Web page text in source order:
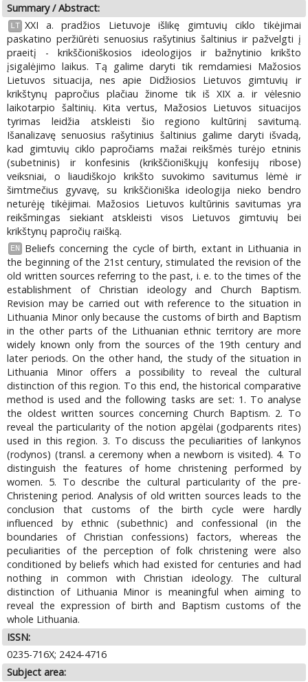
Summary / Abstract:
LT XXI a. pradžios Lietuvoje išlikę gimtuvių ciklo tikėjimai
paskatino peržiūrėti senuosius rašytinius šaltinius ir pažvelgti į
praeitį - krikščioniškosios ideologijos ir bažnytinio krikšto
įsigalėjimo laikus. Tą galime daryti tik remdamiesi Mažosios
Lietuvos situacija, nes apie Didžiosios Lietuvos gimtuvių ir
krikštynų papročius plačiau žinome tik iš XIX a. ir vėlesnio
laikotarpio šaltinių. Kita vertus, Mažosios Lietuvos situacijos
tyrimas leidžia atskleisti šio regiono kultūrinį savitumą.
Išanalizavę senuosius rašytinius šaltinius galime daryti išvadą,
kad gimtuvių ciklo papročiams mažai reikšmės turėjo etninis
(subetninis) ir konfesinis (krikščioniškųjų konfesijų ribose)
veiksniai, o liaudiškojo krikšto suvokimo savitumus lėmė ir
šimtmečius gyvavę, su krikščioniška ideologija nieko bendro
neturėję tikėjimai. Mažosios Lietuvos kultūrinis savitumas yra
reikšmingas siekiant atskleisti visos Lietuvos gimtuvių bei
krikštynų papročių raišką.
EN
Beliefs concerning the cycle of birth, extant in Lithuania in
the beginning of the 21st century, stimulated the revision of the
old written sources referring to the past, i. e. to the times of the
establishment of Christian ideology and Church Baptism.
Revision may be carried out with reference to the situation in
Lithuania Minor only because the customs of birth and Baptism
in the other parts of the Lithuanian ethnic territory are more
widely known only from the sources of the 19th century and
later periods. On the other hand, the study of the situation in
Lithuania Minor offers a possibility to reveal the cultural
distinction of this region. To this end, the historical comparative
method is used and the following tasks are set: 1. To analyse
the oldest written sources concerning Church Baptism. 2. To
reveal the particularity of the notion apgėlai (godparents rites)
used in this region. 3. To discuss the peculiarities of lankynos
(rodynos) (transl. a ceremony when a newborn is visited). 4. To
distinguish the features of home christening performed by
women. 5. To describe the cultural particularity of the pre-
Christening period. Analysis of old written sources leads to the
conclusion that customs of the birth cycle were hardly
influenced by ethnic (subethnic) and confessional (in the
boundaries of Christian confessions) factors, whereas the
peculiarities of the perception of folk christening were also
conditioned by beliefs which had existed for centuries and had
nothing in common with Christian ideology. The cultural
distinction of Lithuania Minor is meaningful when aiming to
reveal the expression of birth and Baptism customs of the
whole Lithuania.
ISSN:
0235-716X; 2424-4716
Subject area: